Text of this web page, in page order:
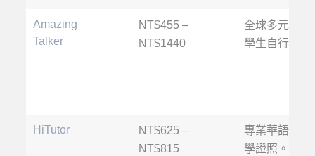
Amazing
Talker
NT$455 –
NT$1440
全球多元化師
學生自行選擇
HiTutor
NT$625 –
NT$815
專業華語教師
學證照。